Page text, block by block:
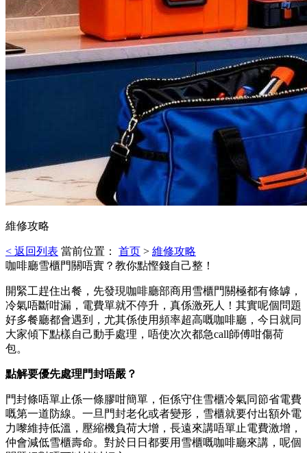
維修攻略
< 返回列表 當前位置： 首页 > 維修攻略
咖啡廳雪櫃門關唔實？教你點慳錢自己整！
開緊工趕住出餐，先發現咖啡廳部商用雪櫃門關極都有條罅，
冷氣唔斷咁漏，電費單就不停升，真係激死人！其實呢個問題
好多餐廳都會遇到，尤其係使用頻率超高嘅咖啡廳，今日就同
大家傾下點樣自己動手處理，唔使次次都急call師傅咁傷荷
包。
點解要優先處理門封唔嚴？
門封條唔單止係一條膠咁簡單，佢係守住雪櫃冷氣同節省電費
嘅第一道防線。一旦門封老化或者變形，雪櫃就要付出額外電
力嚟維持低溫，壓縮機負荷大增，長遠來講唔單止電費激增，
仲會減低雪櫃壽命。對於日日都要用雪櫃嘅咖啡廳來講，呢個